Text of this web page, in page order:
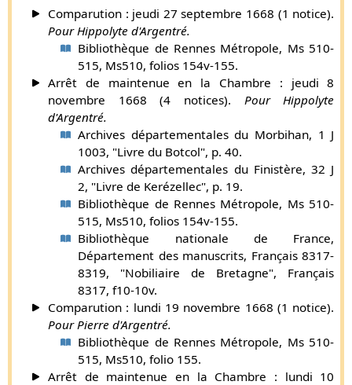
Comparution : jeudi 27 septembre 1668 (1 notice).
Pour Hippolyte d'Argentré.
Bibliothèque de Rennes Métropole, Ms 510-
515, Ms510, folios 154v-155.
Arrêt de maintenue en la Chambre : jeudi 8
novembre 1668 (4 notices). Pour Hippolyte
d'Argentré.
Archives départementales du Morbihan, 1 J
1003, "Livre du Botcol", p. 40.
Archives départementales du Finistère, 32 J
2, "Livre de Kerézellec", p. 19.
Bibliothèque de Rennes Métropole, Ms 510-
515, Ms510, folios 154v-155.
Bibliothèque nationale de France,
Département des manuscrits, Français 8317-
8319, "Nobiliaire de Bretagne", Français
8317, f10-10v.
Comparution : lundi 19 novembre 1668 (1 notice).
Pour Pierre d'Argentré.
Bibliothèque de Rennes Métropole, Ms 510-
515, Ms510, folio 155.
Arrêt de maintenue en la Chambre : lundi 10